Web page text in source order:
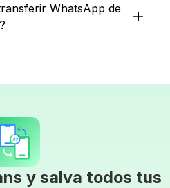
WhatsApp de
y salva todos tus